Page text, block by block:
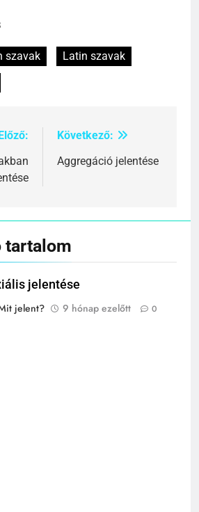
szavak
Latin szavak
Következő:
Aggregáció jelentése
tartalom
jelentése
jelent?
9 hónap ezelőtt 0